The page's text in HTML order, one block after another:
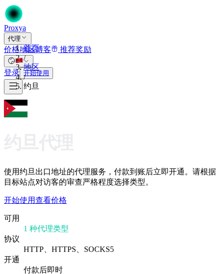
Proxya
代理
价格地区博客 推荐奖励
登录 开始使用
首页
/
地区
/
约旦
使用约旦出口地址的代理服务，付款到账后立即开通。请根据
目标站点对访客的审查严格程度选择类型。
开始使用查看价格
可用
1 种代理类型
协议
HTTP、HTTPS、SOCKS5
开通
付款后即时